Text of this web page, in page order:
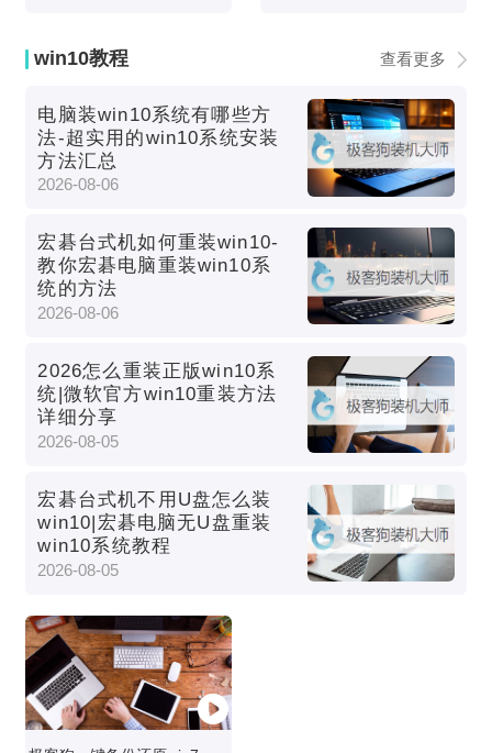
win10教程 查看更多
电脑装win10系统有哪些方
法-超实用的win10系统安装
方法汇总
2026-08-06
宏碁台式机如何重装win10-
教你宏碁电脑重装win10系
统的方法
2026-08-06
2026怎么重装正版win10系
统|微软官方win10重装方法
详细分享
2026-08-05
宏碁台式机不用U盘怎么装
win10|宏碁电脑无U盘重装
win10系统教程
2026-08-05